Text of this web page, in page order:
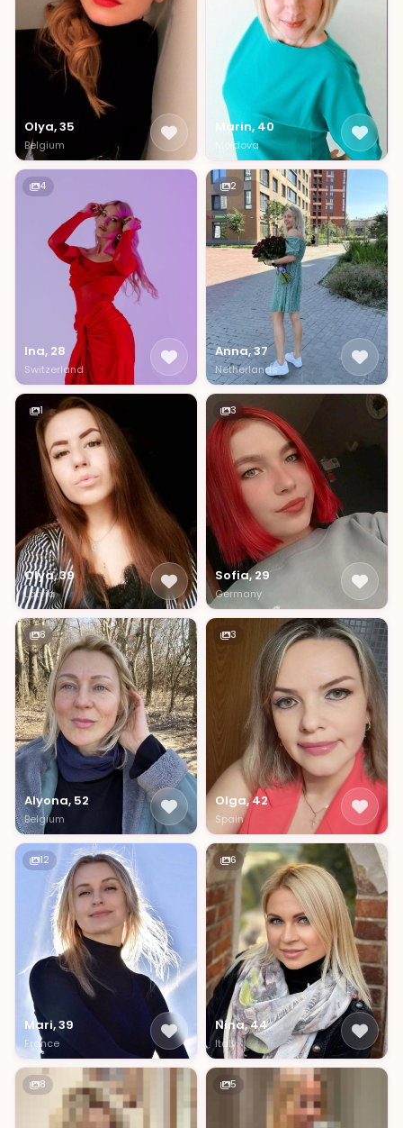
Olya, 35
Belgium
Marin, 40
Moldova
4
Ina, 28
Switzerland
2
Anna, 37
Netherlands
1
Olya, 39
Latvia
3
Sofia, 29
Germany
8
Alyona, 52
Belgium
3
Olga, 42
Spain
12
Mari, 39
France
6
Nina, 44
Italy
8 5